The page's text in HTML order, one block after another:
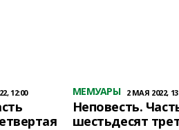
12:00 МЕМУАРЫ 2 МАЯ 2022,
Неповесть.
шестьдесят